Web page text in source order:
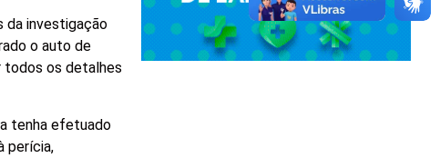
da investigação
o auto de
todos os detalhes
tenha efetuado
perícia,